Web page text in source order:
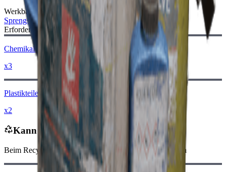
Werkbänke
Sprengstoffstation
Werkbank
Herstellung im Raid
Erforderliche Materialien:
Chemikalien
x3
Plastikteile
x2
Kann recycelt werden zu
Beim Recycling erhältst du -160 Raider-Münzen